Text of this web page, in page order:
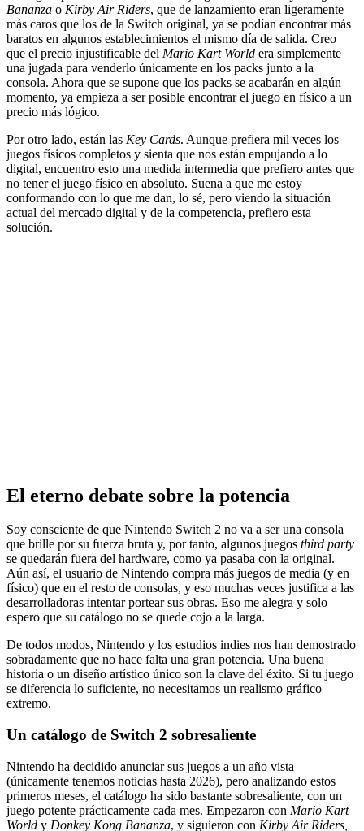
Bananza o Kirby Air Riders, que de lanzamiento eran ligeramente
más caros que los de la Switch original, ya se podían encontrar más
baratos en algunos establecimientos el mismo día de salida. Creo
que el precio injustificable del Mario Kart World era simplemente
una jugada para venderlo únicamente en los packs junto a la
consola. Ahora que se supone que los packs se acabarán en algún
momento, ya empieza a ser posible encontrar el juego en físico a un
precio más lógico.
Por otro lado, están las Key Cards. Aunque prefiera mil veces los
juegos físicos completos y sienta que nos están empujando a lo
digital, encuentro esto una medida intermedia que prefiero antes que
no tener el juego físico en absoluto. Suena a que me estoy
conformando con lo que me dan, lo sé, pero viendo la situación
actual del mercado digital y de la competencia, prefiero esta
solución.
El eterno debate sobre la potencia
Soy consciente de que Nintendo Switch 2 no va a ser una consola
que brille por su fuerza bruta y, por tanto, algunos juegos third party
se quedarán fuera del hardware, como ya pasaba con la original.
Aún así, el usuario de Nintendo compra más juegos de media (y en
físico) que en el resto de consolas, y eso muchas veces justifica a las
desarrolladoras intentar portear sus obras. Eso me alegra y solo
espero que su catálogo no se quede cojo a la larga.
De todos modos, Nintendo y los estudios indies nos han demostrado
sobradamente que no hace falta una gran potencia. Una buena
historia o un diseño artístico único son la clave del éxito. Si tu juego
se diferencia lo suficiente, no necesitamos un realismo gráfico
extremo.
Un catálogo de Switch 2 sobresaliente
Nintendo ha decidido anunciar sus juegos a un año vista
(únicamente tenemos noticias hasta 2026), pero analizando estos
primeros meses, el catálogo ha sido bastante sobresaliente, con un
juego potente prácticamente cada mes. Empezaron con Mario Kart
World y Donkey Kong Bananza, y siguieron con Kirby Air Riders,